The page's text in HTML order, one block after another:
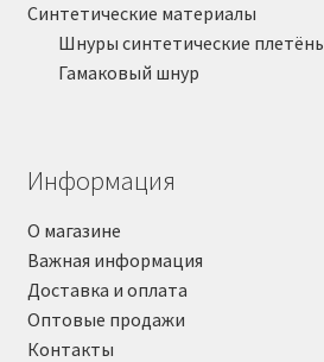
Синтетические материалы
Шнуры синтетические
Гамаковый шнур
Информация
О магазине
Важная информация
Доставка и оплата
Оптовые продажи
Контакты